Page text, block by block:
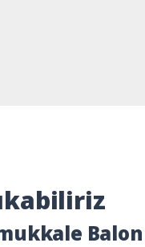
Balon